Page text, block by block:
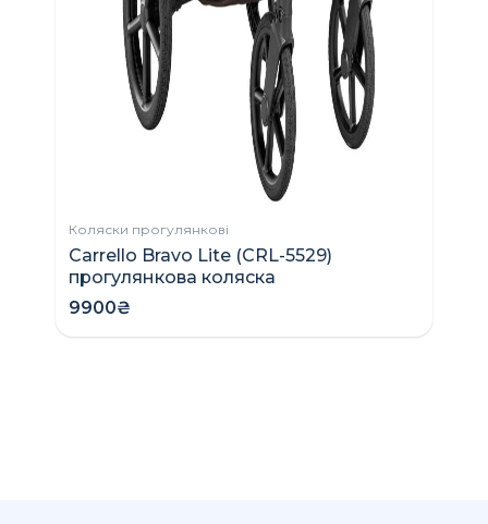
Коляски прогулянкові
Carrello Bravo Lite (CRL-5529)
прогулянкова коляска
9900₴